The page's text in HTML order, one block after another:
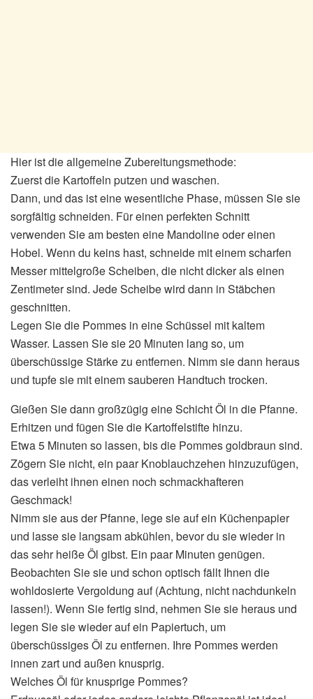
Hier ist die allgemeine Zubereitungsmethode:
Zuerst die Kartoffeln putzen und waschen.
Dann, und das ist eine wesentliche Phase, müssen Sie sie
sorgfältig schneiden. Für einen perfekten Schnitt
verwenden Sie am besten eine Mandoline oder einen
Hobel. Wenn du keins hast, schneide mit einem scharfen
Messer mittelgroße Scheiben, die nicht dicker als einen
Zentimeter sind. Jede Scheibe wird dann in Stäbchen
geschnitten.
Legen Sie die Pommes in eine Schüssel mit kaltem
Wasser. Lassen Sie sie 20 Minuten lang so, um
überschüssige Stärke zu entfernen. Nimm sie dann heraus
und tupfe sie mit einem sauberen Handtuch trocken.
Gießen Sie dann großzügig eine Schicht Öl in die Pfanne.
Erhitzen und fügen Sie die Kartoffelstifte hinzu.
Etwa 5 Minuten so lassen, bis die Pommes goldbraun sind.
Zögern Sie nicht, ein paar Knoblauchzehen hinzuzufügen,
das verleiht ihnen einen noch schmackhafteren
Geschmack!
Nimm sie aus der Pfanne, lege sie auf ein Küchenpapier
und lasse sie langsam abkühlen, bevor du sie wieder in
das sehr heiße Öl gibst. Ein paar Minuten genügen.
Beobachten Sie sie und schon optisch fällt Ihnen die
wohldosierte Vergoldung auf (Achtung, nicht nachdunkeln
lassen!). Wenn Sie fertig sind, nehmen Sie sie heraus und
legen Sie sie wieder auf ein Papiertuch, um
überschüssiges Öl zu entfernen. Ihre Pommes werden
innen zart und außen knusprig.
Welches Öl für knusprige Pommes?